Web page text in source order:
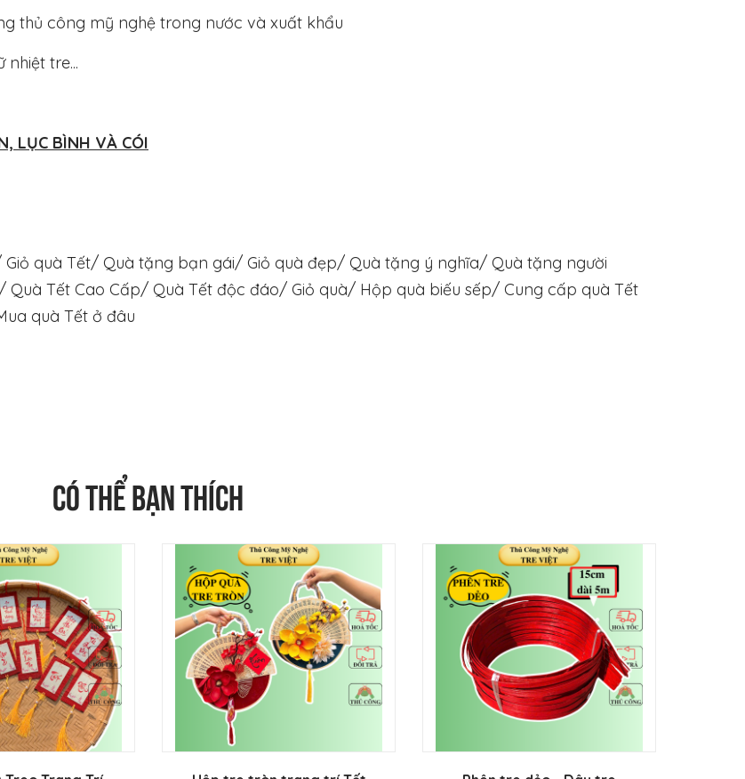
thủ công mỹ nghệ trong nước và xuất khẩu
nhiệt tre...
LỤC BÌNH VÀ CÓI
quà Tết/ Quà tặng bạn gái/ Giỏ quà đẹp/ Quà tặng ý nghĩa/ Quà tặng người
Tết Cao Cấp/ Quà Tết độc đáo/ Giỏ quà/ Hộp quà biếu sếp/ Cung cấp quà Tết
quà Tết ở đâu
CÓ THỂ BẠN THÍCH